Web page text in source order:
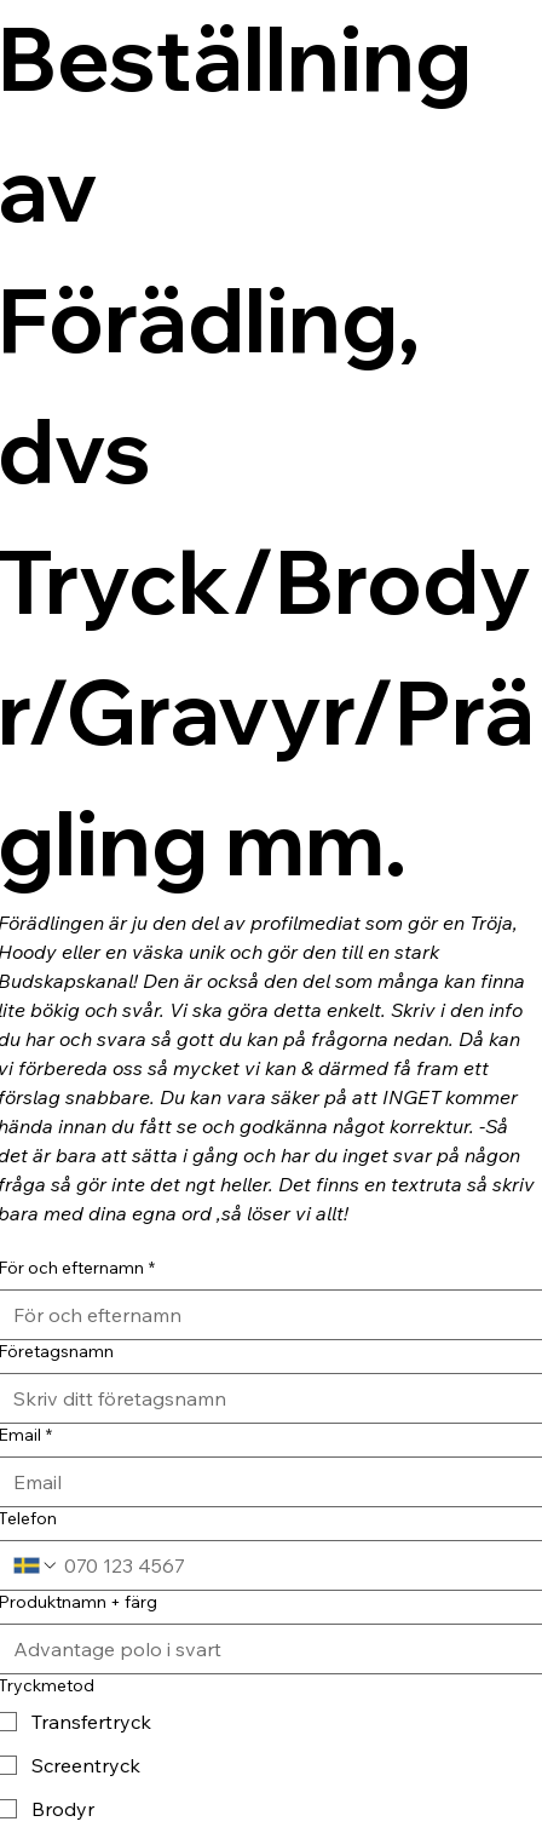
Brody
Gravyr/Prä
mm.
är ju den del av profilmediat som gör en Tröja,
eller en väska unik och gör den till en stark
Den är också den del som många kan finna
bökig och svår. Vi ska göra detta enkelt. Skriv i den info
har och svara så gott du kan på frågorna nedan. Då kan
förbereda oss så mycket vi kan & därmed få fram ett
snabbare. Du kan vara säker på att INGET kommer
innan du fått se och godkänna något korrektur. -Så
är bara att sätta i gång och har du inget svar på någon
så gör inte det ngt heller. Det finns en textruta så skriv
med dina egna ord ,så löser vi allt!
och efternamn *
*
+ färg
Transfertryck
Screentryck
Brodyr